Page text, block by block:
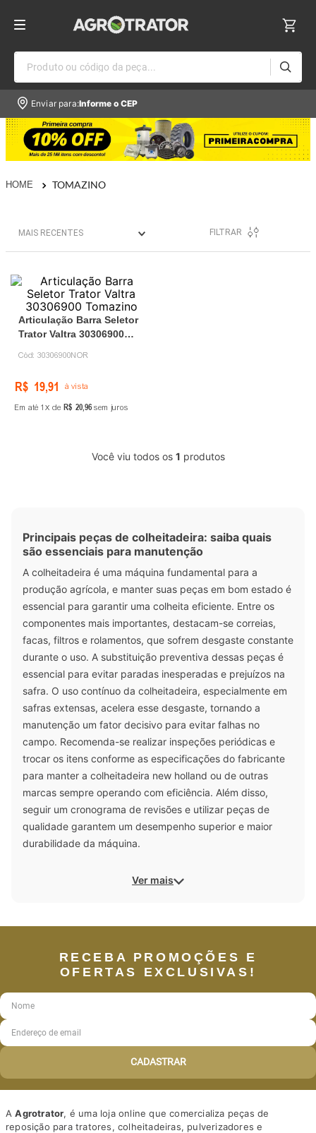
Produto ou código da peça...
Enviar para:Informe o CEP
TOMAZINO
MAIS RECENTES FILTRAR
Articulação Barra Seletor
Trator Valtra 30306900
Cód: 30306900NOR
R$ 19,91 à vista
Em até 1 de R$ 20,96 sem juros
Você viu todos os 1 produtos
Principais peças de colheitadeira: saiba quais
são essenciais para manutenção
A colheitadeira é uma máquina fundamental para a
produção agrícola, e manter suas peças em bom estado é
essencial para garantir uma colheita eficiente. Entre os
componentes mais importantes, destacam-se correias,
facas, filtros e rolamentos, que sofrem desgaste constante
durante o uso. A substituição preventiva dessas peças é
essencial para evitar paradas inesperadas e prejuízos na
safra. O uso contínuo da colheitadeira, especialmente em
safras extensas, acelera esse desgaste, tornando a
manutenção um fator decisivo para evitar falhas no
campo. Recomenda-se realizar inspeções periódicas e
trocar os itens conforme as especificações do fabricante
para manter a colheitadeira new holland ou de outras
marcas sempre operando com eficiência. Além disso,
seguir um cronograma de revisões e utilizar peças de
qualidade garantem um desempenho superior e maior
durabilidade da máquina.
Ver mais
RECEBA PROMOÇÕES E
OFERTAS EXCLUSIVAS!
CADASTRAR
AAgrotrator, é uma loja online que comercializa peças de
reposição para tratores, colheitadeiras, pulverizadores e